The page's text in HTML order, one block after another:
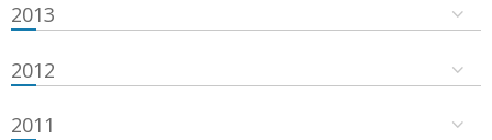
2013
2012
2011